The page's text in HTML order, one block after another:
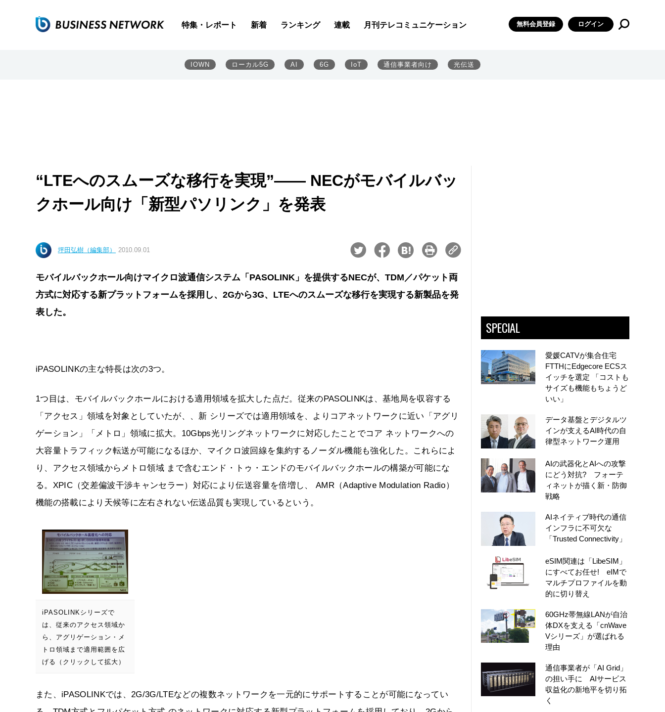
特集・レポート 新着 ランキング 連載 月刊テレコミュニケーション 無料会員登録 ログイン
IOWN ローカル5G AI 6G IoT 通信事業者向け 光伝送
“LTEへのスムーズな移行を実現”―― NECがモバイルバッ
クホール向け「新型パソリンク」を発表
坪田弘樹（編集部） 2010.09.01
モバイルバックホール向けマイクロ波通信システム「PASOLINK」を提供するNECが、TDM／パケット両
方式に対応する新プラットフォームを採用し、2Gから3G、LTEへのスムーズな移行を実現する新製品を発
表した。
iPASOLINKの主な特長は次の3つ。
1つ目は、モバイルバックホールにおける適用領域を拡大した点だ。従来のPASOLINKは、基地局を収容する
「アクセス」領域を対象としていたが、、新 シリーズでは適用領域を、よりコアネットワークに近い「アグリ
ゲーション」「メトロ」領域に拡大。10Gbps光リングネットワークに対応したことでコア ネットワークへの
大容量トラフィック転送が可能になるほか、マイクロ波回線を集約するノーダル機能も強化した。これらによ
り、アクセス領域からメトロ領域 まで含むエンド・トゥ・エンドのモバイルバックホールの構築が可能にな
る。XPIC（交差偏波干渉キャンセラー）対応により伝送容量を倍増し、 AMR（Adaptive Modulation Radio）
機能の搭載により天候等に左右されない伝送品質も実現しているという。
iPASOLINKシリーズで
は、従来のアクセス領域か
ら、アグリゲーション・メ
トロ領域まで適用範囲を広
げる（クリックして拡大）
また、iPASOLINKでは、2G/3G/LTEなどの複数ネットワークを一元的にサポートすることが可能になってい
SPECIAL
愛媛CATVが集合住宅
FTTHにEdgecore ECSス
イッチを選定 「コストも
サイズも機能もちょうど
いい」
データ基盤とデジタルツ
インが支えるAI時代の自
律型ネットワーク運用
AIの武器化とAIへの攻撃
にどう対抗? フォーテ
ィネットが描く新・防御
戦略
AIネイティブ時代の通信
インフラに不可欠な
「Trusted Connectivity」
eSIM関連は「LibeSIM」
にすべてお任せ! eIMで
マルチプロファイルを動
的に切り替え
60GHz帯無線LANが自治
体DXを支える「cnWave
Vシリーズ」が選ばれる
理由
通信事業者が「AI Grid」
の担い手に AIサービス
収益化の新地平を切り拓
く